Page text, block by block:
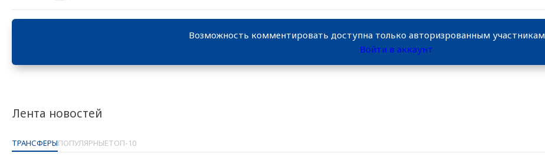
Лента новостей
ТРАНСФЕРЫПОПУЛЯРНЫЕТОП-10
Возможность комментировать доступна только авторизрованным участникам
Войти в аккаунт